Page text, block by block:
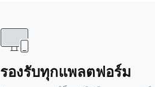
รองรับทุกแพลตฟอร์ม